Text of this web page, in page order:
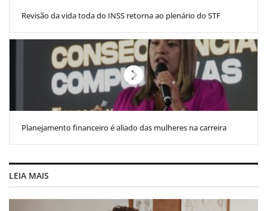
Revisão da vida toda do INSS retorna ao plenário do STF
Planejamento financeiro é aliado das mulheres na carreira
LEIA MAIS